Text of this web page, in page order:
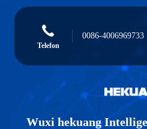
Telefon
0086-4006969733
Wuxi hekuang